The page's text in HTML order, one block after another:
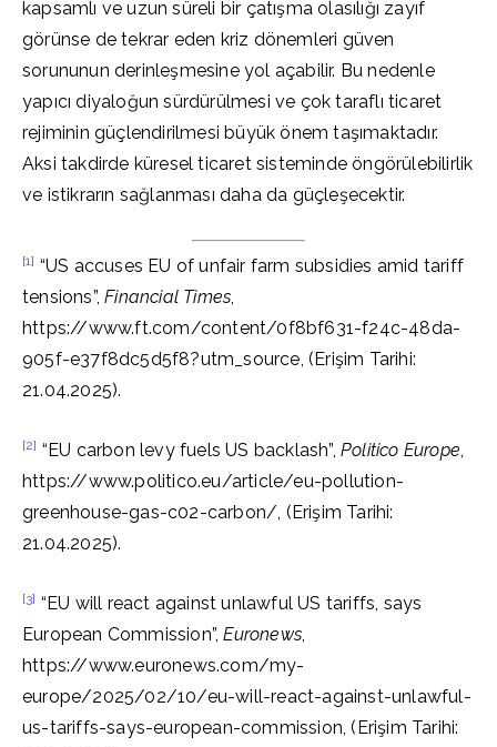
kapsamlı ve uzun süreli bir çatışma olasılığı zayıf
görünse de tekrar eden kriz dönemleri güven
sorununun derinleşmesine yol açabilir. Bu nedenle
yapıcı diyaloğun sürdürülmesi ve çok taraflı ticaret
rejiminin güçlendirilmesi büyük önem taşımaktadır.
Aksi takdirde küresel ticaret sisteminde öngörülebilirlik
ve istikrarın sağlanması daha da güçleşecektir.
[1] “US accuses EU of unfair farm subsidies amid tariff
tensions”,Financial Times,
https://www.ft.com/content/0f8bf631-f24c-48da-
905f-e37f8dc5d5f8?utm_source, (Erişim Tarihi:
21.04.2025).
[2] “EU carbon levy fuels US backlash”,Politico Europe,
https://www.politico.eu/article/eu-pollution-
greenhouse-gas-c02-carbon/, (Erişim Tarihi:
21.04.2025).
[3] “EU will react against unlawful US tariffs, says
European Commission”,Euronews,
https://www.euronews.com/my-
europe/2025/02/10/eu-will-react-against-unlawful-
us-tariffs-says-european-commission, (Erişim Tarihi: